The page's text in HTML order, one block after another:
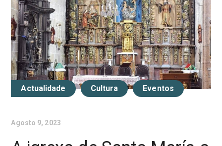
Actualidade Cultura Eventos
Agosto 9, 2023